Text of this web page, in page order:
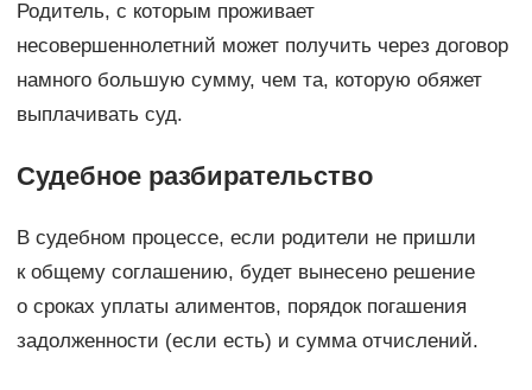
Родитель, с которым проживает
несовершеннолетний может получить через договор
намного большую сумму, чем та, которую обяжет
выплачивать суд.
Судебное разбирательство
В судебном процессе, если родители не пришли
к общему соглашению, будет вынесено решение
о сроках уплаты алиментов, порядок погашения
задолженности (если есть) и сумма отчислений.